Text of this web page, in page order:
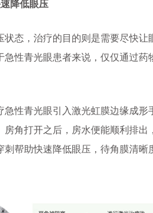
降低眼压
，治疗的目的则是需要尽快让
性青光眼患者来说，仅仅通过
急性青光眼引入激光虹膜边缘成形
角打开之后，房水便能顺利排
帮助快速降低眼压，待角膜清